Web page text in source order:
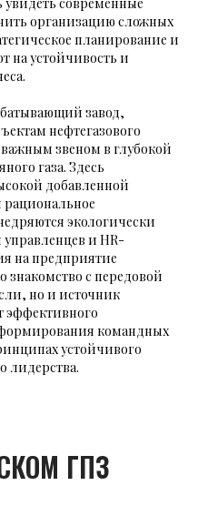
современные
организацию сложных
планирование и
на устойчивость и
завод,
нефтегазового
звеном в глубокой
газа. Здесь
добавленной
рациональное
экологически
и HR-
на предприятие
знакомство с передовой
но и источник
эффективного
командных
устойчивого
лидерства.
ГПЗ